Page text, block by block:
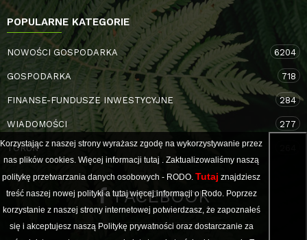
POPULARNE KATEGORIE
NOWOŚCI GOSPODARKA 6204
GOSPODARKA 718
FINANSE-FUNDUSZE INWESTYCYJNE 284
WIADOMOŚCI 277
TORUŃ
FACEBOOK
Korzystając z naszej strony wyrażasz zgodę na wykorzystywanie przez
nas plików cookies. Więcej informacji tutaj . Zaktualizowaliśmy naszą
politykę przetwarzania danych osobowych - RODO. Tutaj znajdziesz
treść naszej nowej polityki a tutajwięcej informacji o Rodo. Poprzez
korzystanie z naszej strony internetowej potwierdzasz, że zapoznałeś
się i akceptujesz naszą Politykę prywatności oraz dostarczanie za